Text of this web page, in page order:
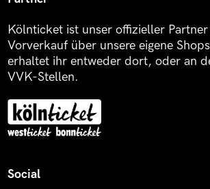
Kölnticket ist unser offizieller
Vorverkauf über unsere eigene
erhaltet ihr entweder dort, oder an
VVK-Stellen.
Social